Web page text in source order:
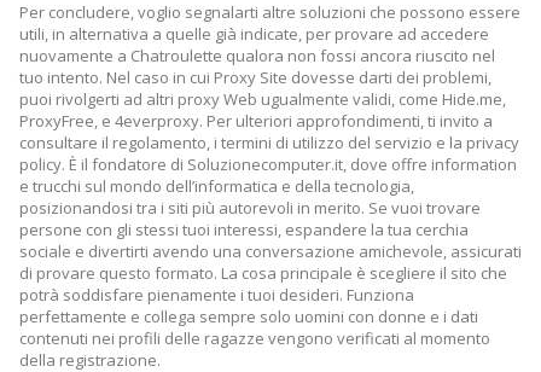
Per concludere, voglio segnalarti altre soluzioni che possono essere
utili, in alternativa a quelle già indicate, per provare ad accedere
nuovamente a Chatroulette qualora non fossi ancora riuscito nel
tuo intento. Nel caso in cui Proxy Site dovesse darti dei problemi,
puoi rivolgerti ad altri proxy Web ugualmente validi, come Hide.me,
ProxyFree, e 4everproxy. Per ulteriori approfondimenti, ti invito a
consultare il regolamento, i termini di utilizzo del servizio e la privacy
policy. È il fondatore di Soluzionecomputer.it, dove offre information
e trucchi sul mondo dell’informatica e della tecnologia,
posizionandosi tra i siti più autorevoli in merito. Se vuoi trovare
persone con gli stessi tuoi interessi, espandere la tua cerchia
sociale e divertirti avendo una conversazione amichevole, assicurati
di provare questo formato. La cosa principale è scegliere il sito che
potrà soddisfare pienamente i tuoi desideri. Funziona
perfettamente e collega sempre solo uomini con donne e i dati
contenuti nei profili delle ragazze vengono verificati al momento
della registrazione.